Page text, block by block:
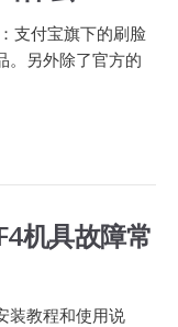
支付宝旗下的刷脸
。另外除了官方的
机具故障常
装教程和使用说